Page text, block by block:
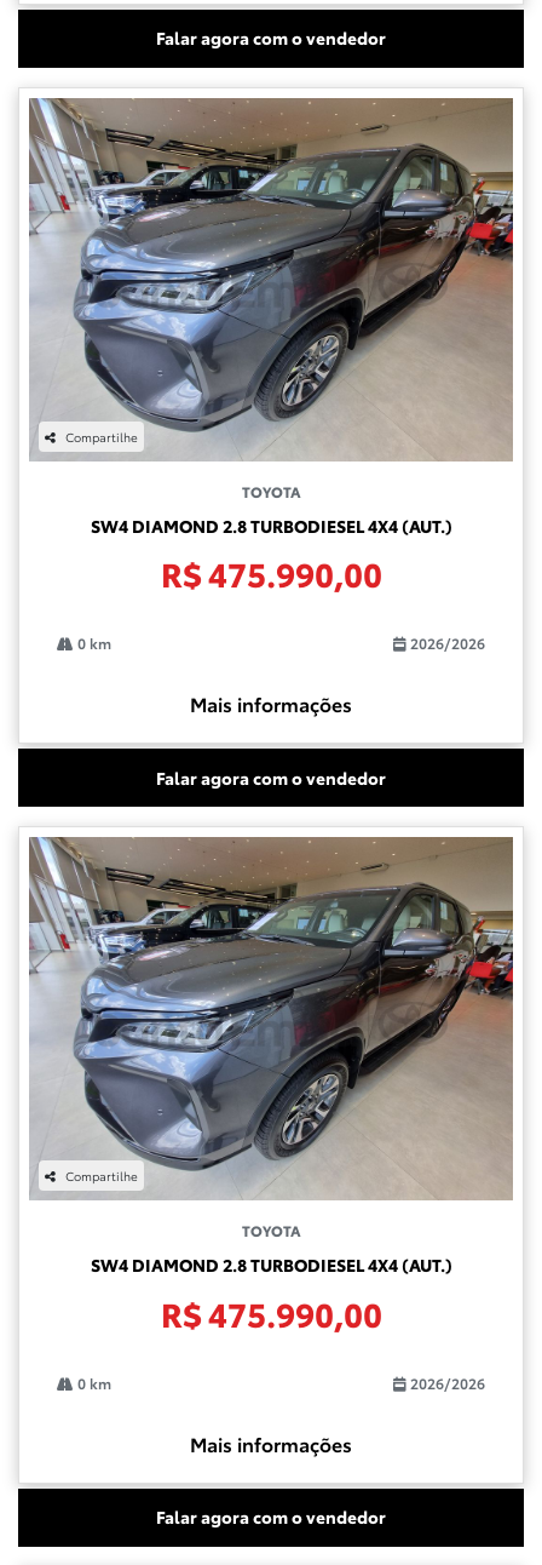
Falar agora com o vendedor
Compartilhe
TOYOTA
SW4 DIAMOND 2.8 TURBODIESEL 4X4 (AUT.)
R$ 475.990,00
0 km 2026/2026
Mais informações
Falar agora com o vendedor
Compartilhe
TOYOTA
SW4 DIAMOND 2.8 TURBODIESEL 4X4 (AUT.)
R$ 475.990,00
0 km 2026/2026
Mais informações
Falar agora com o vendedor